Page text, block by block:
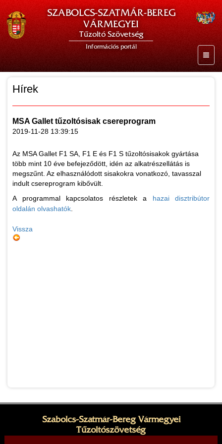
SZABOLCS-SZATMÁR-BEREG
VÁRMEGYEI
Tűzoltó Szövetség
Információs portál
Hírek
MSA Gallet tűzoltósisak csereprogram
2019-11-28 13:39:15
Az MSA Gallet F1 SA, F1 E és F1 S tűzoltósisakok gyártása
több mint 10 éve befejeződött, idén az alkatrészellátás is
megszűnt. Az elhasználódott sisakokra vonatkozó, tavasszal
indult csereprogram kibővült.
A programmal kapcsolatos részletek a hazai disztribútor
oldalán olvashatók
Vissza
Szabolcs-Szatmár-Bereg Vármegyei
Tűzoltószövetség